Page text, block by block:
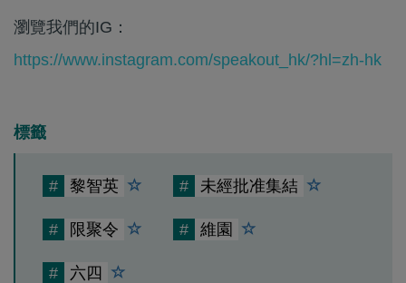
瀏覽我們的IG：
https://www.instagram.com/speakout_hk/?hl=zh-hk
標籤
# 黎智英 # 未經批准集結
# 限聚令 # 維園
# 六四